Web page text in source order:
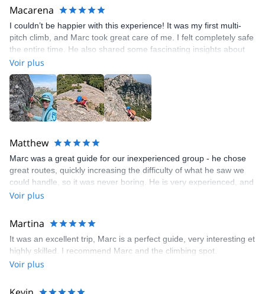
Macarena
I couldn’t be happier with this experience! It was my first multi-
pitch climb, and Marc took great care of me. I felt completely safe
the entire time. He also shared some fascinating insights about
the area and Montserrat. I had an absolute blast and would highly
recommend Marc anytime you’re looking to do something
adventurous near Barcelona! 😊
Voir plus
Matthew
Marc was a great guide for our inexperienced group - he chose
great routes, quickly increasing the difficulty of what he saw we
could handle, so it was never boring. He is very experienced, and
speaks great english, which was very useful when asking or
no miscommunications. This helped a lot as some members of
our group had never climbed before, but at no point we felt
insecure. I would definitely hire him again if I'll find myself in that
part of the world.
Voir plus
Martina
It was an excellent trip, Marc is a perfect guide, very interesting et
highly skilled. I recommend Marc and the climbing spot.
Voir plus